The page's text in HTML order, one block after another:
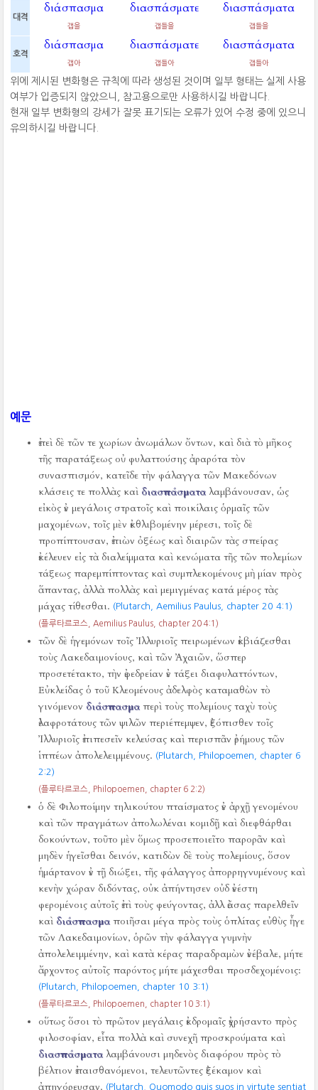
대격
διάσπασμα
갭을
διασπάσματε
갭들을
διασπάσματα
갭들을
호격
διάσπασμα
갭아
διασπάσματε
갭들아
διασπάσματα
갭들아
위에 제시된 변화형은 규칙에 따라 생성된 것이며 일부 형태는 실제 사용
여부가 입증되지 않았으니, 참고용으로만 사용하시길 바랍니다.
현재 일부 변화형의 강세가 잘못 표기되는 오류가 있어 수정 중에 있으니
유의하시길 바랍니다.
예문
ἐπεὶ δὲ τῶν τε χωρίων ἀνωμάλων ὄντων, καὶ διὰ τὸ μῆκος
τῆς παρατάξεως οὐ φυλαττούσης ἀραρότα τὸν
συνασπισμόν, κατεῖδε τὴν φάλαγγα τῶν Μακεδόνων
κλάσεις τε πολλὰς καὶ διασπάσματα λαμβάνουσαν, ὡς
εἰκὸς ἐν μεγάλοις στρατοῖς καὶ ποικίλαις ὁρμαῖς τῶν
μαχομένων, τοῖς μὲν ἐκθλιβομένην μέρεσι, τοῖς δὲ
προπίπτουσαν, ἐπιὼν ὀξέως καὶ διαιρῶν τὰς σπείρας
ἐκέλευεν εἰς τὰ διαλείμματα καὶ κενώματα τῆς τῶν πολεμίων
τάξεως παρεμπίπτοντας καὶ συμπλεκομένους μὴ μίαν πρὸς
ἅπαντας, ἀλλὰ πολλὰς καὶ μεμιγμένας κατά μέρος τὰς
μάχας τίθεσθαι. (Plutarch, Aemilius Paulus, chapter 20 4:1)
(플루타르코스, Aemilius Paulus, chapter 20 4:1)
τῶν δὲ ἡγεμόνων τοῖς Ἰλλυριοῖς πειρωμένων ἐκβιάζεσθαι
τοὺς Λακεδαιμονίους, καὶ τῶν Ἀχαιῶν, ὥσπερ
προσετέτακτο, τὴν ἐφεδρείαν ἐν τάξει διαφυλαττόντων,
Εὐκλείδας ὁ τοῦ Κλεομένους ἀδελφὸς καταμαθὼν τὸ
γινόμενον διάσπασμα περὶ τοὺς πολεμίους ταχὺ τοὺς
ἐλαφροτάτους τῶν ψιλῶν περιέπεμψεν, ἐξόπισθεν τοῖς
Ἰλλυριοῖς ἐπιπεσεῖν κελεύσας καὶ περισπᾶν ἐρήμους τῶν
ἱππέων ἀπολελειμμένους. (Plutarch, Philopoemen, chapter 6
2:2)
(플루타르코스, Philopoemen, chapter 6 2:2)
ὁ δὲ Φιλοποίμην τηλικούτου πταίσματος ἐν ἀρχῇ γενομένου
καὶ τῶν πραγμάτων ἀπολωλέναι κομιδῇ καὶ διεφθάρθαι
δοκούντων, τοῦτο μὲν ὅμως προσεποιεῖτο παρορᾶν καὶ
μηδὲν ἡγεῖσθαι δεινόν, κατιδὼν δὲ τοὺς πολεμίους, ὅσον
ἡμάρτανον ἐν τῇ διώξει, τῆς φάλαγγος ἀπορρηγνυμένους καὶ
κενὴν χώραν διδόντας, οὐκ ἀπήντησεν οὐδ ἐνέστη
φερομένοις αὐτοῖς ἐπὶ τοὺς φεύγοντας, ἀλλ ἐάσας παρελθεῖν
καὶ διάσπασμα ποιῆσαι μέγα πρὸς τοὺς ὁπλίτας εὐθὺς ἦγε
τῶν Λακεδαιμονίων, ὁρῶν τὴν φάλαγγα γυμνὴν
ἀπολελειμμένην, καὶ κατὰ κέρας παραδραμὼν ἐνέβαλε, μήτε
ἄρχοντος αὐτοῖς παρόντος μήτε μάχεσθαι προσδεχομένοις:
(Plutarch, Philopoemen, chapter 10 3:1)
(플루타르코스, Philopoemen, chapter 10 3:1)
οὕτως ὅσοι τὸ πρῶτον μεγάλαις ἐκδρομαῖς ἐχρήσαντο πρὸς
φιλοσοφίαν, εἶτα πολλὰ καὶ συνεχῆ προσκρούματα καὶ
διασπάσματα λαμβάνουσι μηδενὸς διαφόρου πρὸς τὸ
βέλτιον ἐπαισθανόμενοι, τελευτῶντες ἐξέκαμον καὶ
ἀπηγόρευσαν. (Plutarch, Quomodo quis suos in virtute sentiat